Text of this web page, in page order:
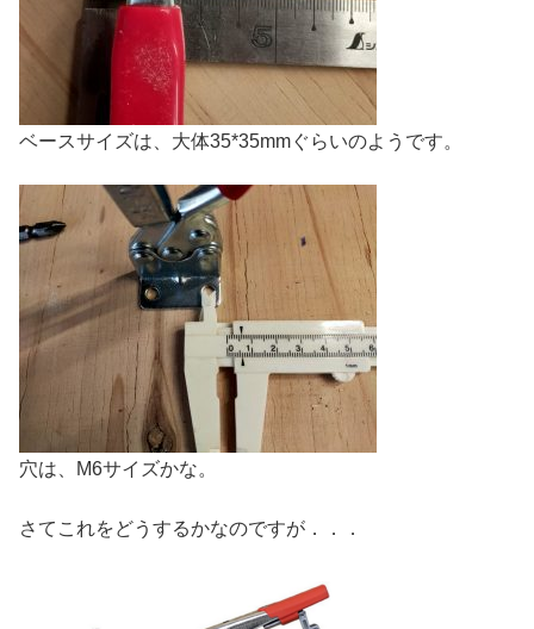
ベースサイズは、大体35*35mmぐらいのようです。
穴は、M6サイズかな。
さてこれをどうするかなのですが．．．